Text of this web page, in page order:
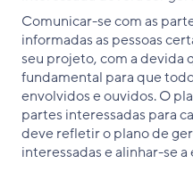
Comunicar-se com as
informadas as pessoas
seu projeto, com a devida
fundamental para que
envolvidos e ouvidos. O
partes interessadas para
deve refletir o plano de
interessadas e alinhar-se a